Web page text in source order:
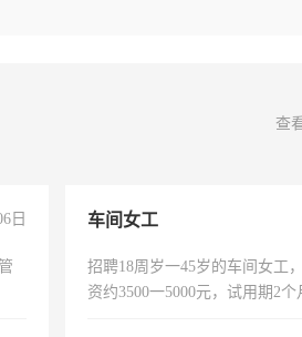
查
日 车间女工
招聘18周岁一45岁的车间女工
资约3500一5000元，试用期2个